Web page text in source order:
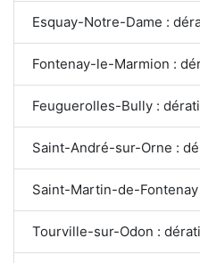
Esquay-Notre-Dame :
Fontenay-le-Marmion :
Feuguerolles-Bully :
Saint-André-sur-Orne :
Saint-Martin-de-
Tourville-sur-Odon :